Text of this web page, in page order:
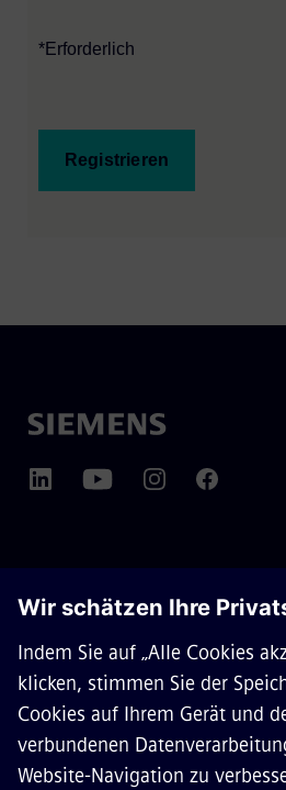
*Erforderlich
Registrieren
ÜBER SIEMENS MOBILITY
KONTAKT
KARRIERE